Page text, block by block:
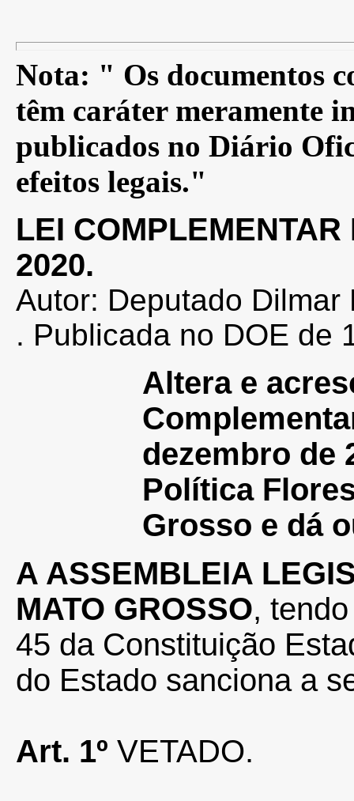
Nota: " Os documentos
têm caráter meramente
publicados no Diário
efeitos legais."
LEI COMPLEMENTAR
2020.
Autor: Deputado Dilmar
. Publicada no DOE de
Altera e
dezembro de
Política
Grosso e dá
A ASSEMBLEIA
MATO GROSSO,
45 da Constituição
do Estado sanciona a
Art. 1º VETADO.